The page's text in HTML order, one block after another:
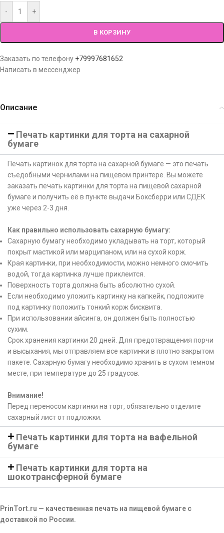
- +
В КОРЗИНУ
Заказать по телефону +79997681652
Написать в мессенджер
Описание
Печать картинки для торта на сахарной
бумаге
Печать картинок для торта на сахарной бумаге — это печать
съедобными чернилами на пищевом принтере. Вы можете
заказать печать картинки для торта на пищевой сахарной
бумаге и получить её в пункте выдачи Боксберри или СДЕК
уже через 2-3 дня.
Как правильно использовать сахарную бумагу:
Сахарную бумагу необходимо укладывать на торт, который
покрыт мастикой или марципаном, или на сухой корж.
Края картинки, при необходимости, можно немного смочить
водой, тогда картинка лучше приклеится.
Поверхность торта должна быть абсолютно сухой.
Если необходимо уложить картинку на капкейк, подложите
под картинку положить тонкий корж бисквита.
При использовании айсинга, он должен быть полностью
сухим.
Срок хранения картинки 20 дней. Для предотвращения порчи
и высыхания, мы отправляем все картинки в плотно закрытом
пакете. Сахарную бумагу необходимо хранить в сухом темном
месте, при температуре до 25 градусов.
Внимание!
Перед переносом картинки на торт, обязательно отделите
сахарный лист от подложки.
Печать картинки для торта на вафельной
бумаге
Печать картинки для торта на
шокотрансферной бумаге
PrinTort.ru — качественная печать на пищевой бумаге с
доставкой по России.